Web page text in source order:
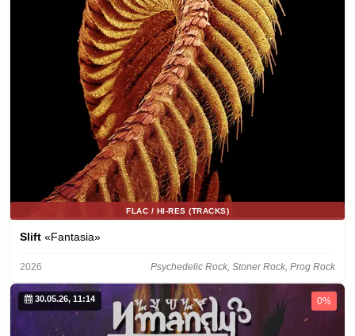
FLAC / HI-RES (TRACKS)
Slift «Fantasia»
2026 Psychedelic Rock, Stoner Rock, Prog Rock
30.05.26, 11:14 0%